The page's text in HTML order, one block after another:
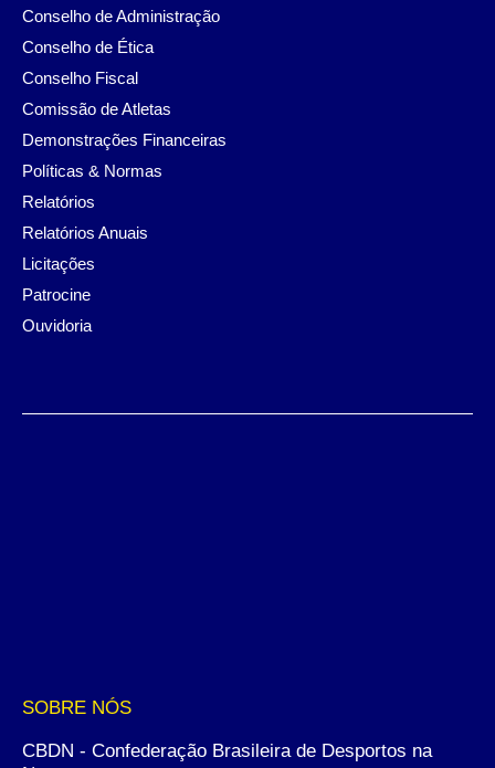
Conselho de Administração
Conselho de Ética
Conselho Fiscal
Comissão de Atletas
Demonstrações Financeiras
Políticas & Normas
Relatórios
Relatórios Anuais
Licitações
Patrocine
Ouvidoria
SOBRE NÓS
CBDN - Confederação Brasileira de Desportos na